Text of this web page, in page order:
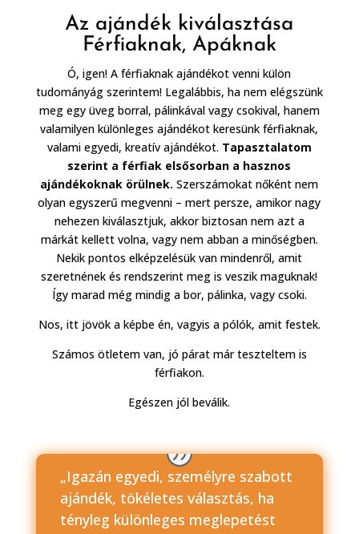
Az ajándék kiválasztása
Férfiaknak, Apáknak
Ó, igen! A férfiaknak ajándékot venni külön
tudományág szerintem! Legalábbis, ha nem elégszünk
meg egy üveg borral, pálinkával vagy csokival, hanem
valamilyen különleges ajándékot keresünk férfiaknak,
valami egyedi, kreatív ajándékot. Tapasztalatom
szerint a férfiak elsősorban a hasznos
ajándékoknak örülnek. Szerszámokat nőként nem
olyan egyszerű megvenni – mert persze, amikor nagy
nehezen kiválasztjuk, akkor biztosan nem azt a
márkát kellett volna, vagy nem abban a minőségben.
Nekik pontos elképzelésük van mindenről, amit
szeretnének és rendszerint meg is veszik maguknak!
Így marad még mindig a bor, pálinka, vagy csoki.
Nos, itt jövök a képbe én, vagyis a pólók, amit festek.
Számos ötletem van, jó párat már teszteltem is
férfiakon.
Egészen jól beválik.
„Igazán egyedi, személyre szabott
ajándék, tökéletes választás, ha
tényleg különleges meglepetést